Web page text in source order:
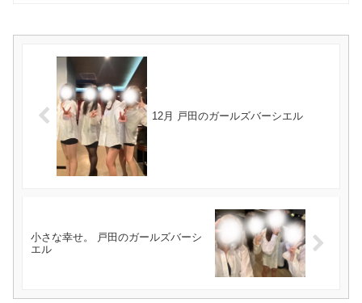
12月 戸田のガールズバーシエル
小さな幸せ。 戸田のガールズバーシ
エル